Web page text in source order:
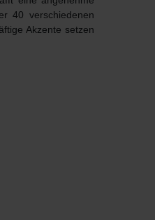
40 verschiedenen
Akzente setzen